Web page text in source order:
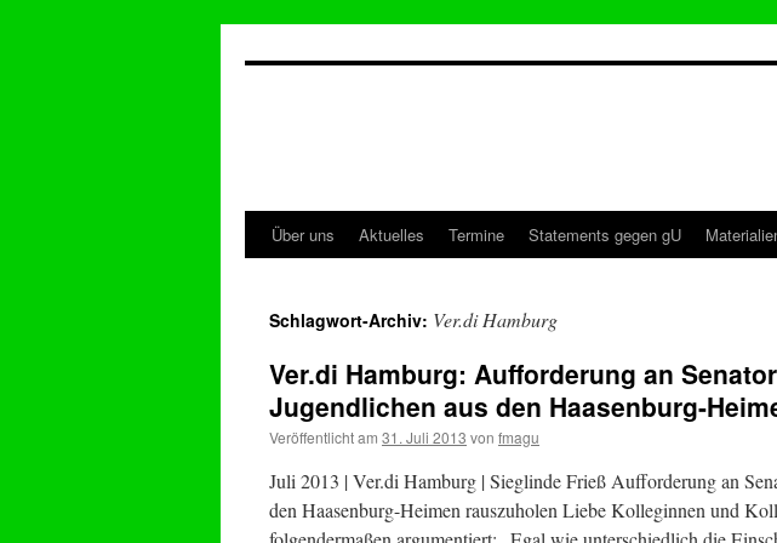
Inhalt
Über uns Aktuelles Termine Statements gegen gU
Schlagwort-Archiv: Ver.di Hamburg
Ver.di Hamburg: Aufforderung an
Jugendlichen aus den Haasenburg-
Veröffentlicht am 31. Juli 2013 von fmagu
Juli 2013 | Ver.di Hamburg | Sieglinde Frieß Aufforderung an
den Haasenburg-Heimen rauszuholen Liebe Kolleginnen und